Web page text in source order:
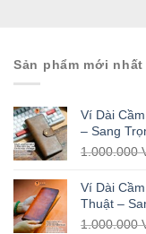
Sản phẩm mới nhất
Ví Dài
– Sang
1.000.000
Ví Dài
Thuật –
1.000.000